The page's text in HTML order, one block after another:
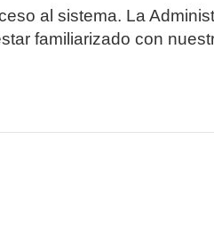
al sistema. La
familiarizado con